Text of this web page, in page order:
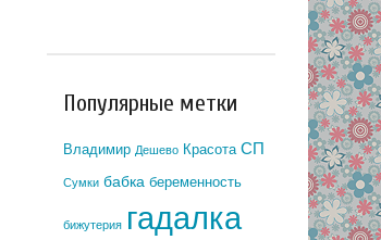
Популярные метки
Владимир Дешево Красота СП
Сумки бабка беременность
бижутерия гадалка